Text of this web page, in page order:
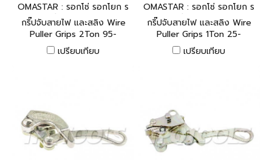
OMASTAR : รอกโซ่ รอกโยก ร
อกถ่วง HHKX-2L
กริ๊ปจับสายไฟ และสลิง Wire
Puller Grips 2Ton 95-
120sqmm (อลูมิเนียม)
เปรียบเทียบ
OMASTAR : รอกโซ่ รอกโยก ร
อกถ่วง HHKX-1L
กริ๊ปจับสายไฟ และสลิง Wire
Puller Grips 1Ton 25-
70sqmm (อลูมิเนียม)
เปรียบเทียบ